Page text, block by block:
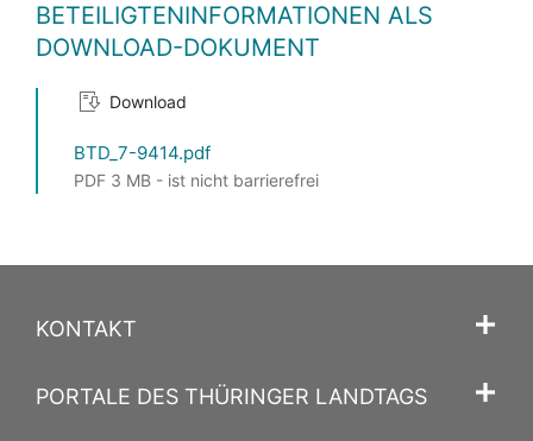
BETEILIGTENINFORMATIONEN ALS
DOWNLOAD-DOKUMENT
Download
BTD_7-9414.pdf
PDF 3 MB - ist nicht barrierefrei
KONTAKT
PORTALE DES THÜRINGER LANDTAGS